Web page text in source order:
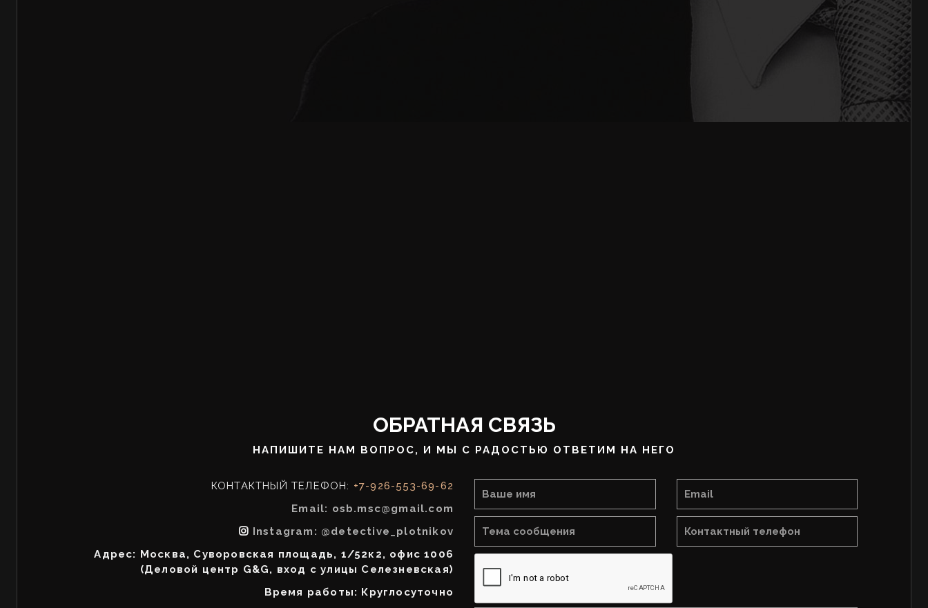
ОБРАТНАЯ СВЯЗЬ
НАПИШИТЕ НАМ ВОПРОС, И МЫ С РАДОСТЬЮ ОТВЕТИМ НА НЕГО
КОНТАКТНЫЙ ТЕЛЕФОН: +7-926-553-69-62
Email: osb.msc@gmail.com
Instagram: @detective_plotnikov
Адрес: Москва, Суворовская площадь, 1/52к2, офис 1006
(Деловой центр G&G, вход с улицы Селезневская)
Время работы: Круглосуточно